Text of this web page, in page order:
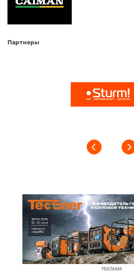
Партнеры
РЕКЛАМА